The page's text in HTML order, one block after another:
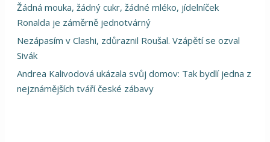
Žádná mouka, žádný cukr, žádné mléko, jídelníček
Ronalda je záměrně jednotvárný
Nezápasím v Clashi, zdůraznil Roušal. Vzápětí se ozval
Sivák
Andrea Kalivodová ukázala svůj domov: Tak bydlí jedna z
nejznámějších tváří české zábavy